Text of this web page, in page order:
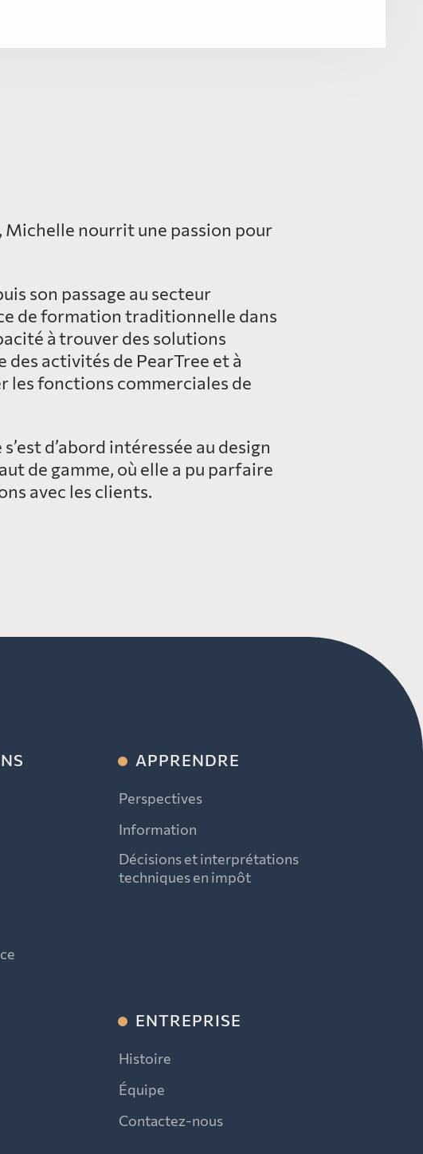
Michelle nourrit une passion pour
son passage au secteur
de formation traditionnelle dans
à trouver des solutions
des activités de PearTree et à
les fonctions commerciales de
d’abord intéressée au design
de gamme, où elle a pu parfaire
avec les clients.
APPRENDRE
Perspectives
Information
Décisions et interprétations
techniques en impôt
ENTREPRISE
Histoire
Équipe
Contactez-nous